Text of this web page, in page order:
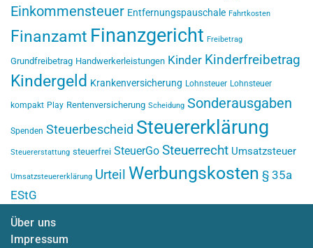
Einkommensteuer Entfernungspauschale Fahrtkosten
Finanzamt Finanzgericht Freibetrag
Grundfreibetrag Handwerkerleistungen Kinder Kinderfreibetrag
Kindergeld Krankenversicherung Lohnsteuer Lohnsteuer
kompakt Play Rentenversicherung Scheidung Sonderausgaben
Spenden Steuerbescheid Steuererklärung
Steuererstattung steuerfrei SteuerGo Steuerrecht Umsatzsteuer
Umsatzsteuererklärung Urteil Werbungskosten § 35a
EStG
Über uns
Impressum